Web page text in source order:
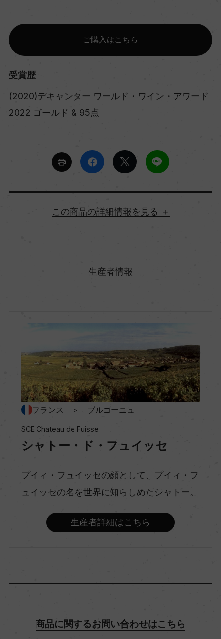
ご購入はこちら
受賞歴
(2020)デキャンター ワールド・ワイン・アワード
2022 ゴールド & 95点
詳細情報
マコネー
村名
生産者情報
フランス ＞ ブルゴーニュ
SCE Chateau de Fuisse
シャトー・ド・フュイッセ
プイィ・フュイッセの顔として、プイィ・フ
ュイッセの名を世界に知らしめたシャトー。
生産者詳細はこちら
商品に関するお問い合わせはこちら